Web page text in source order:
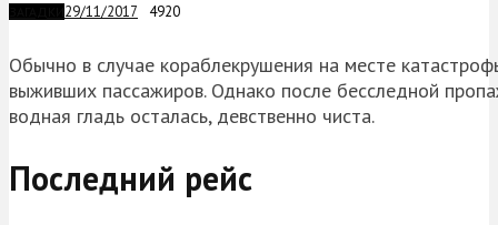
29/11/2017 4920
Обычно в случае кораблекрушения на месте
выживших пассажиров. Однако после бесследной
водная гладь осталась, девственно чиста.
Последний рейс